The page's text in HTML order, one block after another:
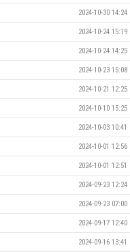
2024-10-30 14:24
2024-10-24 15:19
2024-10-24 14:25
2024-10-23 15:08
2024-10-21 12:25
2024-10-10 15:25
2024-10-03 10:41
2024-10-01 12:56
2024-10-01 12:51
2024-09-23 12:24
2024-09-23 07:00
2024-09-17 12:40
2024-09-16 13:41